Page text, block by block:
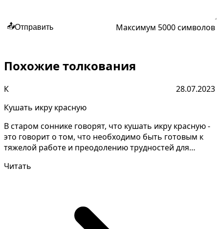
📤Отправить Максимум 5000 символов
Похожие толкования
К
28.07.2023
Кушать икру красную
В старом соннике говорят, что кушать икру красную -
это говорит о том, что необходимо быть готовым к
тяжелой работе и преодолению трудностей для
Читать